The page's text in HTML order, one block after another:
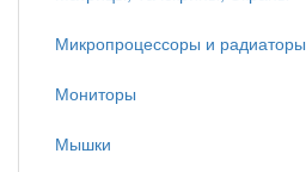
Микропроцессоры и радиаторы
Мониторы
Мышки